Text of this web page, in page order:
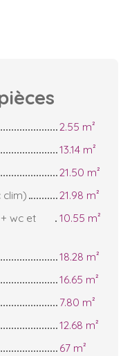
2.55 m²
13.14 m²
21.50 m²
clim)
21.98 m²
wc et
10.55 m²
18.28 m²
16.65 m²
7.80 m²
12.68 m²
67 m²